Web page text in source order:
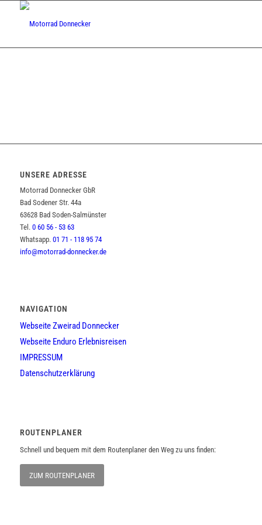
UNSERE ADRESSE
Motorrad Donnecker GbR
Bad Sodener Str. 44a
63628 Bad Soden-Salmünster
Tel. 0 60 56 - 53 63
Whatsapp. 01 71 - 118 95 74
info@motorrad-donnecker.de
NAVIGATION
Webseite Zweirad Donnecker
Webseite Enduro Erlebnisreisen
IMPRESSUM
Datenschutzerklärung
ROUTENPLANER
Schnell und bequem mit dem Routenplaner den Weg zu uns finden:
ZUM ROUTENPLANER